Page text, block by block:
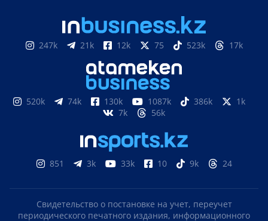
247k 21k 12k 75 523k 17k
520k 74k 130k 1087k 386k
1k
7k
56k
851 3k 33k 10 9k 24
Свидетельство о постановке на учет, переучет
периодического печатного издания, информационного